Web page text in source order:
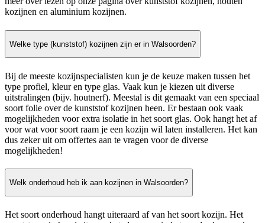
kozijnen en aluminium kozijnen.
Welke type (kunststof) kozijnen zijn er in Walsoorden?
Bij de meeste kozijnspecialisten kun je de keuze maken tussen het
type profiel, kleur en type glas. Vaak kun je kiezen uit diverse
uitstralingen (bijv. houtnerf). Meestal is dit gemaakt van een speciaal
soort folie over de kunststof kozijnen heen. Er bestaan ook vaak
mogelijkheden voor extra isolatie in het soort glas. Ook hangt het af
voor wat voor soort raam je een kozijn wil laten installeren. Het kan
dus zeker uit om offertes aan te vragen voor de diverse
mogelijkheden!
Welk onderhoud heb ik aan kozijnen in Walsoorden?
Het soort onderhoud hangt uiteraard af van het soort kozijn. Het